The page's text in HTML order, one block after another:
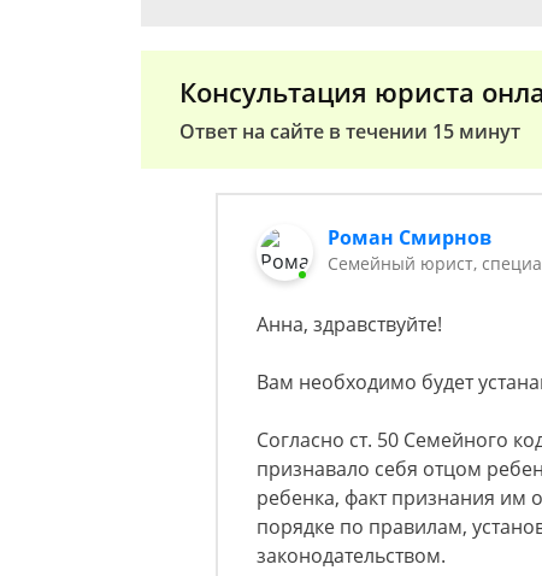
Консультация юриста
Ответ на сайте в течении 15 минут
Роман Смирнов
Семейный юрист,
Анна, здравствуйте!
Вам необходимо будет
Согласно ст. 50 Семейного
признавало себя отцом
ребенка, факт признания им
порядке по правилам,
законодательством.